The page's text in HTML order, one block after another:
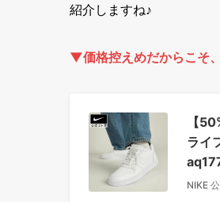
紹介しますね♪
▼価格控えめだからこそ
【
ライ
NIKE